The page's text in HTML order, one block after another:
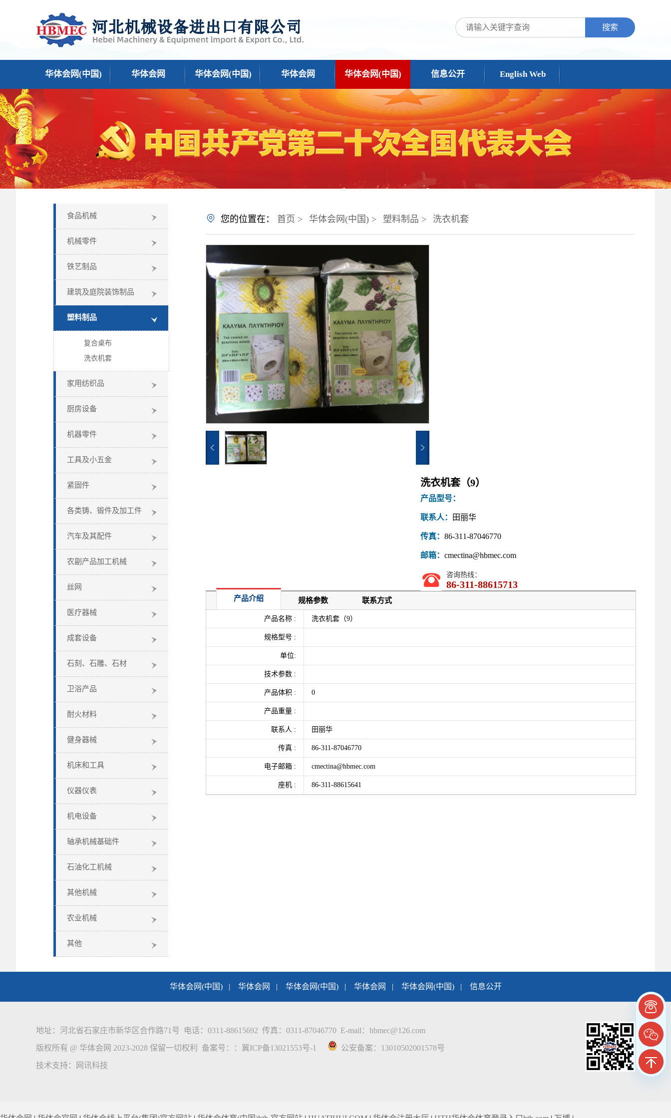
搜索
华体会网(中国) 华体会网 华体会网(中国) 华体会网 华体会网(中国) 信息公开 English Web
食品机械
机械零件
铁艺制品
建筑及庭院装饰制品
塑料制品
复合桌布
洗衣机套
家用纺织品
厨房设备
机器零件
工具及小五金
紧固件
各类铸、锻件及加工件
汽车及其配件
农副产品加工机械
丝网
医疗器械
成套设备
石刻、石雕、石材
卫浴产品
耐火材料
健身器械
机床和工具
仪器仪表
机电设备
轴承机械基础件
石油化工机械
其他机械
农业机械
其他
您的位置在： 首页 > 华体会网(中国) > 塑料制品 > 洗衣机套
洗衣机套（9）
产品型号：
联系人： 田丽华
传真： 86-311-87046770
邮箱： cmectina@hbmec.com
咨询热线：
86-311-88615713
产品介绍 规格参数 联系方式
产品名称 : 洗衣机套（9）
规格型号 :
单位:
技术参数 :
产品体积 : 0
产品重量 :
联系人 : 田丽华
传真 : 86-311-87046770
电子邮箱 : cmectina@hbmec.com
座机 : 86-311-88615641
华体会网(中国)| 华体会网 | 华体会网(中国)| 华体会网 | 华体会网(中国)| 信息公开
地址：河北省石家庄市新华区合作路71号 电话：0311-88615692 传真：0311-87046770 E-mail：hbmec@126.com
版权所有 @ 华体会网 2023-2028 保留一切权利 备案号：： 冀ICP备13021553号-1 公安备案： 13010502001578号
技术支持： 网讯科技